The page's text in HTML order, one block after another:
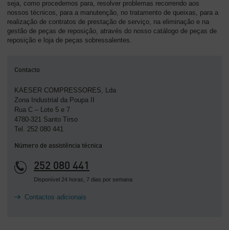
seja, como procedemos para, resolver problemas recorrendo aos
nossos técnicos, para a manutenção, no tratamento de queixas, para a
realização de contratos de prestação de serviço, na eliminação e na
gestão de peças de reposição, através do nosso catálogo de peças de
reposição e loja de peças sobressalentes.
Contacto
KAESER COMPRESSORES, Lda
Zona Industrial da Poupa II
Rua C – Lote 5 e 7
4780-321 Santo Tirso
Tel. 252 080 441
Número de assistência técnica
252 080 441
Disponível 24 horas, 7 dias por semana
Contactos adicionais